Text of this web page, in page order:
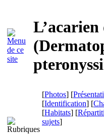
L’acarien
(
[Photos] [
[Identification] [
[Habitats] [
sujets]